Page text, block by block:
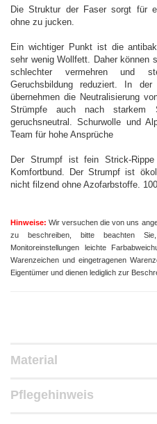
Die Struktur der Faser sorgt für
ohne zu jucken.
Ein wichtiger Punkt ist die
sehr wenig Wollfett. Daher können
schlechter vermehren und
Geruchsbildung reduziert. In der
übernehmen die Neutralisierung
Strümpfe auch nach starkem
geruchsneutral. Schurwolle und
Team für hohe Ansprüche
Der Strumpf ist fein Strick-
Komfortbund. Der Strumpf ist
nicht filzend ohne Azofarbstoffe.
Hinweise: Wir versuchen die von uns
zu beschreiben, bitte beachten
Monitoreinstellungen leichte
Warenzeichen und eingetragenen
Eigentümer und dienen lediglich zur
Material
Pflegehinweis